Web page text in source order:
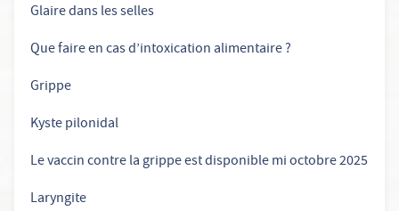
Glaire dans les selles
Que faire en cas d’intoxication alimentaire ?
Grippe
Kyste pilonidal
Le vaccin contre la grippe est disponible mi octobre 2025
Laryngite